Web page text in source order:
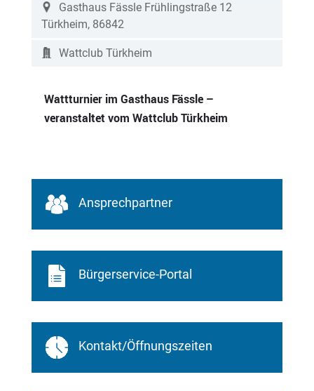
Gasthaus Fässle Frühlingstraße 12
Türkheim, 86842
Wattclub Türkheim
Wattturnier im Gasthaus Fässle –
veranstaltet vom Wattclub Türkheim
Ansprechpartner
Bürgerservice-Portal
Kontakt/Öffnungszeiten